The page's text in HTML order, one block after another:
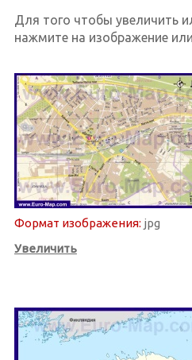
Для того чтобы увеличить
нажмите на изображение
Формат изображения: jpg
Увеличить